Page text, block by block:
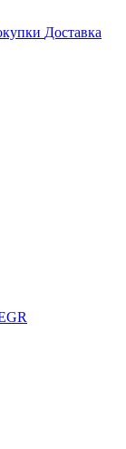
Доставка